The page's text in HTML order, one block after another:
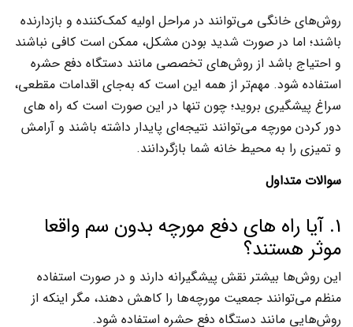
روش‌های خانگی می‌توانند در مراحل اولیه کمک‌کننده و بازدارنده
باشند؛ اما در صورت شدید بودن مشکل، ممکن است کافی نباشند
و احتیاج باشد از روش‌های تخصصی مانند دستگاه دفع حشره
استفاده شود. مهم‌تر از همه این است که به‌جای اقدامات مقطعی،
سراغ پیشگیری بروید؛ چون تنها در این صورت است که راه های
دور کردن مورچه می‌توانند نتیجه‌ای پایدار داشته باشند و آرامش
و تمیزی را به محیط خانه شما بازگردانند.
سوالات متداول
1. آیا راه های دفع مورچه بدون سم واقعا
موثر هستند؟
این روش‌ها بیشتر نقش پیشگیرانه دارند و در صورت استفاده
منظم می‌توانند جمعیت مورچه‌ها را کاهش دهند، مگر اینکه از
روش‌هایی مانند دستگاه دفع حشره استفاده شود.